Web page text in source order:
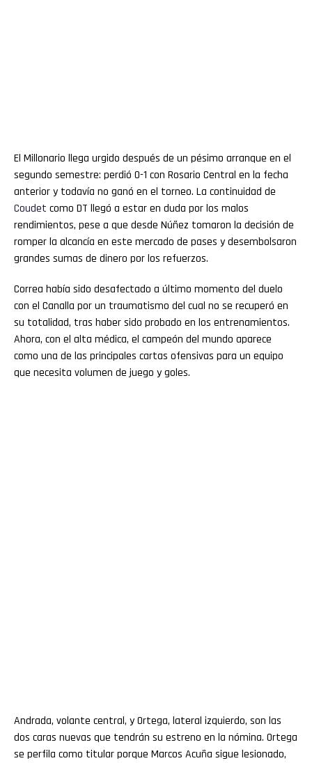
El Millonario llega urgido después de un pésimo arranque en el
segundo semestre: perdió 0-1 con Rosario Central en la fecha
anterior y todavía no ganó en el torneo. La continuidad de
Coudet como DT llegó a estar en duda por los malos
rendimientos, pese a que desde Núñez tomaron la decisión de
romper la alcancía en este mercado de pases y desembolsaron
grandes sumas de dinero por los refuerzos.
Correa había sido desafectado a último momento del duelo
con el Canalla por un traumatismo del cual no se recuperó en
su totalidad, tras haber sido probado en los entrenamientos.
Ahora, con el alta médica, el campeón del mundo aparece
como una de las principales cartas ofensivas para un equipo
que necesita volumen de juego y goles.
Andrada, volante central, y Ortega, lateral izquierdo, son las
dos caras nuevas que tendrán su estreno en la nómina. Ortega
se perfila como titular porque Marcos Acuña sigue lesionado,